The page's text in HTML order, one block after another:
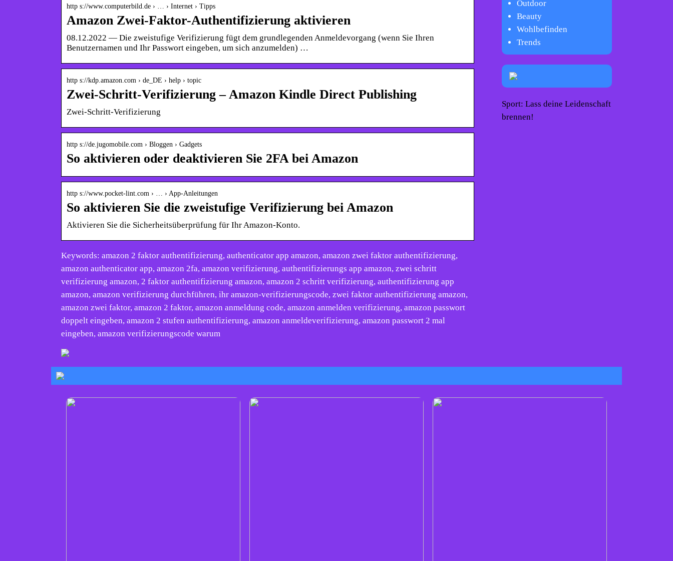
http s://www.computerbild.de › … › Internet › Tipps
Amazon Zwei-Faktor-Authentifizierung aktivieren
08.12.2022 — Die zweistufige Verifizierung fügt dem grundlegenden Anmeldevorgang (wenn Sie Ihren
Benutzernamen und Ihr Passwort eingeben, um sich anzumelden) …
http s://kdp.amazon.com › de_DE › help › topic
Zwei-Schritt-Verifizierung – Amazon Kindle Direct Publishing
Zwei-Schritt-Verifizierung
http s://de.jugomobile.com › Bloggen › Gadgets
So aktivieren oder deaktivieren Sie 2FA bei Amazon
http s://www.pocket-lint.com › … › App-Anleitungen
So aktivieren Sie die zweistufige Verifizierung bei Amazon
Aktivieren Sie die Sicherheitsüberprüfung für Ihr Amazon-Konto.
Keywords: amazon 2 faktor authentifizierung, authenticator app amazon, amazon zwei faktor authentifizierung,
amazon authenticator app, amazon 2fa, amazon verifizierung, authentifizierungs app amazon, zwei schritt
verifizierung amazon, 2 faktor authentifizierung amazon, amazon 2 schritt verifizierung, authentifizierung app
amazon, amazon verifizierung durchführen, ihr amazon-verifizierungscode, zwei faktor authentifizierung amazon,
amazon zwei faktor, amazon 2 faktor, amazon anmeldung code, amazon anmelden verifizierung, amazon passwort
doppelt eingeben, amazon 2 stufen authentifizierung, amazon anmeldeverifizierung, amazon passwort 2 mal
eingeben, amazon verifizierungscode warum
Outdoor
Beauty
Wohlbefinden
Trends
Sport: Lass deine Leidenschaft
brennen!